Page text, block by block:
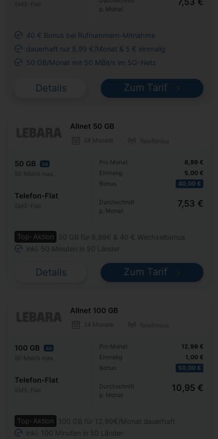
SMS-Flat
p. Monat
40 € Bonus bei Rufnummern-Mitnahme
dauerhaft nur 8,99 €/Monat & 5 € einmalig
50 GB/Monat mit 50 MBit/s im 5G-Netz
Details Zum Tarif
Allnet 50 GB
24 Monate
50 GB 5G
50 Mbit/s max.
Telefon-Flat
SMS-Flat
Pro Monat
Einmalig
Bonus
8,99 €
5,00 €
40,00 €
Durchschnitt
p. Monat
7,53 €
Top-Aktion
50 GB für 8,99€ & 40 € Wechselbonus
inkl. 50 Minuten in 50 Länder
Details Zum Tarif
Allnet 100 GB
24 Monate
100 GB 5G
50 Mbit/s max.
Telefon-Flat
SMS-Flat
Pro Monat
Einmalig
Bonus
12,99 €
1,00 €
50,00 €
Durchschnitt
p. Monat
10,95 €
Top-Aktion
100 GB für 12,99€/Monat dauerhaft
inkl. 100 Minuten in 50 Länder